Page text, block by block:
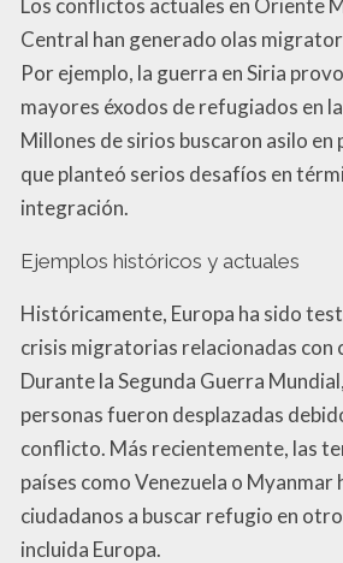
Los conflictos actuales en Oriente
Central han generado olas
Por ejemplo, la guerra en Siria
mayores éxodos de refugiados en
Millones de sirios buscaron asilo en
que planteó serios desafíos en
integración.
Ejemplos históricos y actuales
Históricamente, Europa ha sido
crisis migratorias relacionadas con
Durante la Segunda Guerra
personas fueron desplazadas
conflicto. Más recientemente, las
países como Venezuela o Myanmar
ciudadanos a buscar refugio en
incluida Europa.